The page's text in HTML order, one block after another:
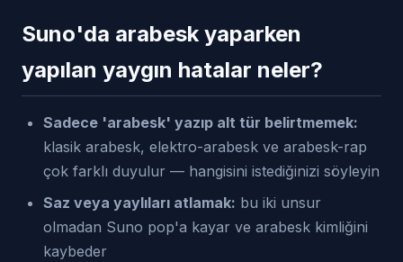
Suno'da arabesk yaparken
yapılan yaygın hatalar neler?
Sadece 'arabesk' yazıp alt tür belirtmemek:
klasik arabesk, elektro-arabesk ve arabesk-rap
çok farklı duyulur — hangisini istediğinizi söyleyin
Saz veya yaylıları atlamak: bu iki unsur
olmadan Suno pop'a kayar ve arabesk kimliğini
kaybeder